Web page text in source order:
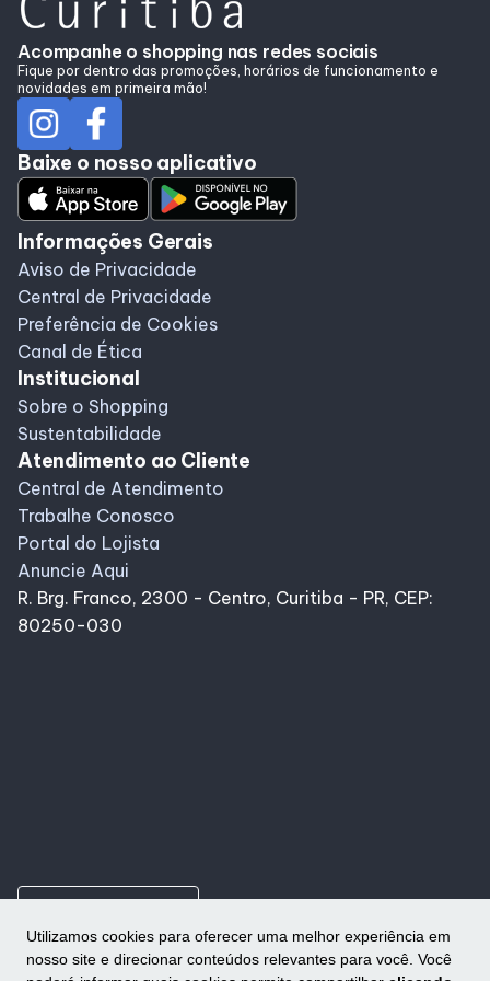
Utilizamos cookies para oferecer uma melhor experiência em
nosso site e direcionar conteúdos relevantes para você. Você
Acompanhe o shopping nas redes sociais
Fique por dentro das promoções, horários de funcionamento e
novidades em primeira mão!
Baixe o nosso aplicativo
Informações Gerais
Aviso de Privacidade
Central de Privacidade
Preferência de Cookies
Canal de Ética
Institucional
Sobre o Shopping
Sustentabilidade
Atendimento ao Cliente
Central de Atendimento
Trabalhe Conosco
Portal do Lojista
Anuncie Aqui
R. Brg. Franco, 2300 - Centro, Curitiba - PR, CEP:
80250-030